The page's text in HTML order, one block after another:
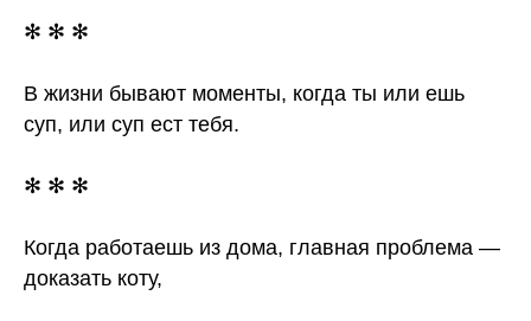
✻ ✻ ✻
В жизни бывают моменты, когда ты или ешь
суп, или суп ест тебя.
✻ ✻ ✻
Когда работаешь из дома, главная проблема —
доказать коту,